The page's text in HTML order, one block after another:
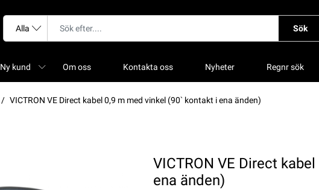
Sök
Ny kund Om oss Kontakta oss Nyheter Regnr sök
VICTRON VE Direct kabel 0,9 m med vinkel (90` kontakt i ena änden)
VICTRON VE Direct
ena änden)